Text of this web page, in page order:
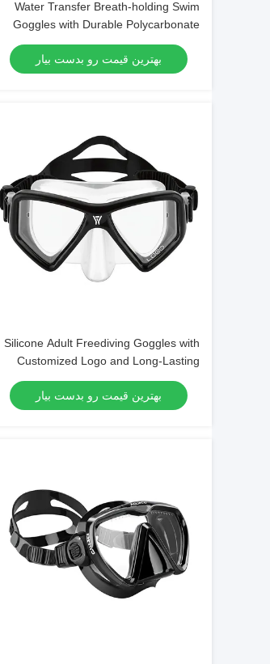
Water Transfer Breath-holding Swim
Goggles with Durable Polycarbonate
Frame Material
بهترین قیمت رو بدست بیار
Silicone Adult Freediving Goggles with
Customized Logo and Long-Lasting
Design
بهترین قیمت رو بدست بیار